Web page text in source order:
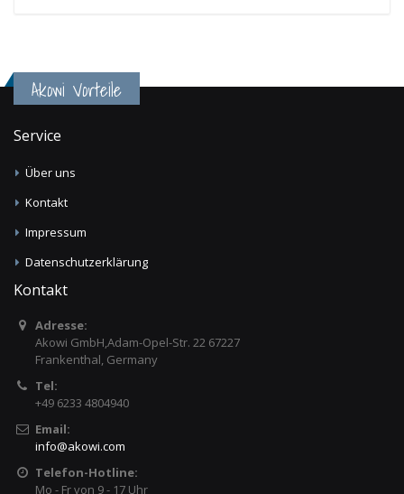
Akowi Vorteile
Service
Über uns
Kontakt
Impressum
Datenschutzerklärung
Kontakt
Adresse:
Akowi GmbH,Adam-Opel-Str. 22 67227
Frankenthal, Germany
Tel:
+49 6233 4804940
Email:
info@akowi.com
Telefon-Hotline:
Mo - Fr von 9 - 17 Uhr